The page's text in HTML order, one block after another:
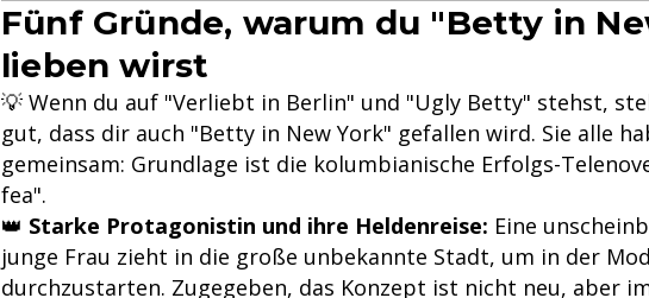
Fünf Gründe, warum du "Betty in
lieben wirst
💡 Wenn du auf "Verliebt in Berlin" und "Ugly Betty" stehst,
gut, dass dir auch "Betty in New York" gefallen wird. Sie alle
gemeinsam: Grundlage ist die kolumbianische Erfolgs-
fea".
👑 Starke Protagonistin und ihre Heldenreise: Eine
junge Frau zieht in die große unbekannte Stadt, um in der
durchzustarten. Zugegeben, das Konzept ist nicht neu, aber